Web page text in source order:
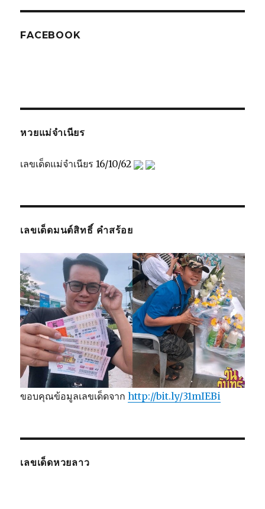
FACEBOOK
หวยแม่จำเนียร
เลขเด็ดแม่จำเนียร 16/10/62
เลขเด็ดมนต์สิทธิ์ คำสร้อย
ขอบคุณข้อมูลเลขเด็ดจากhttp://bit.ly/31mIEBi
เลขเด็ดหวยลาว